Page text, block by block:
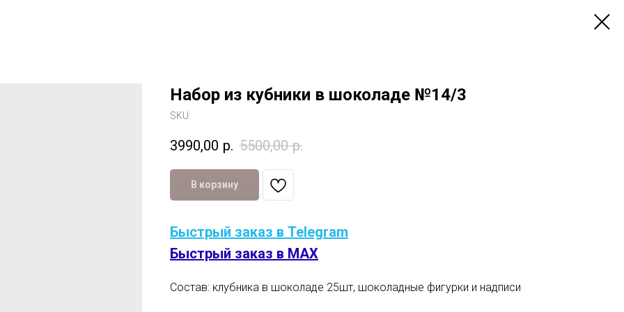
Набор из кубники в шоколаде №14/3
SKU:
3990,00 р. 5500,00 р.
В корзину
Быстрый заказ в Telegram
Быстрый заказ в MAX
Состав: клубника в шоколаде 25шт, шоколадные фигурки и надписи